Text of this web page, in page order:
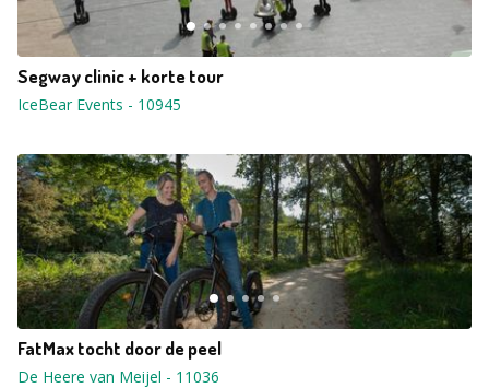
Segway clinic + korte tour
IceBear Events - 10945
FatMax tocht door de peel
De Heere van Meijel - 11036